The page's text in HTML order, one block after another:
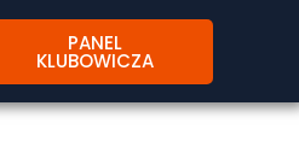
PANEL
KLUBOWICZA